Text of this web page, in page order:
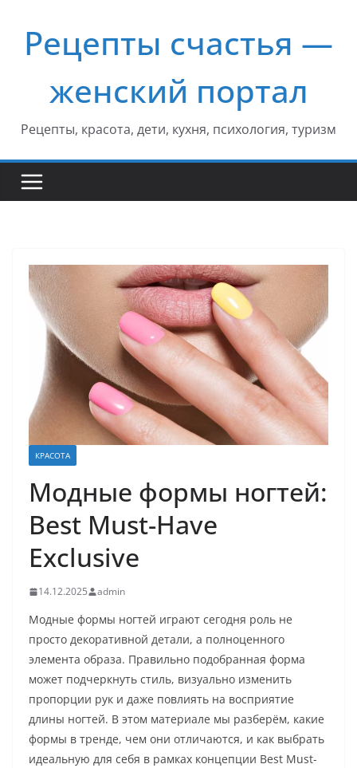
содержимому
Рецепты счастья —
женский портал
Рецепты, красота, дети, кухня, психология, туризм
КРАСОТА
Модные формы ногтей:
Best Must-Have
Exclusive
14.12.2025 admin
Модные формы ногтей играют сегодня роль не
просто декоративной детали, а полноценного
элемента образа. Правильно подобранная форма
может подчеркнуть стиль, визуально изменить
пропорции рук и даже повлиять на восприятие
длины ногтей. В этом материале мы разберём, какие
формы в тренде, чем они отличаются, и как выбрать
идеальную для себя в рамках концепции Best Must-